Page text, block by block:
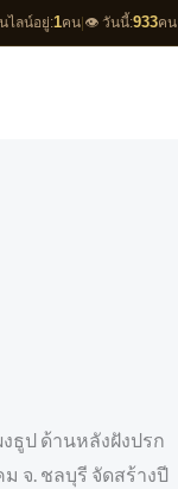
ไลน์อยู่:1คน 👁️ วันนี้:933คน
ธูป ด้านหลังฝังปรก
จ. ชลบุรี จัดสร้างปี